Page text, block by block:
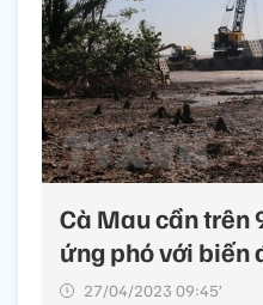
Cà Mau cần trên
ứng phó với biến
27/04/2023 09:45’